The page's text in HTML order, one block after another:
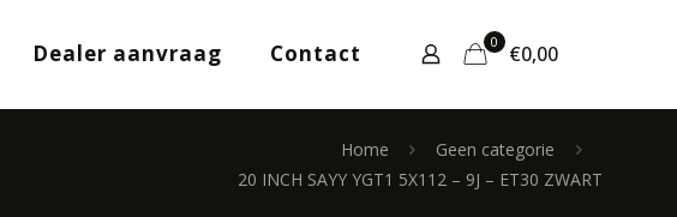
Dealer aanvraag Contact 0 €0,00
Home
Geen categorie
20 INCH SAYY YGT1 5X112 – 9J – ET30 ZWART